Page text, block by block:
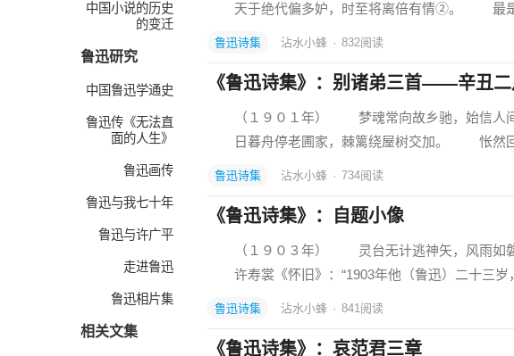
中国小说的历史
的变迁
鲁迅研究
中国鲁迅学通史
鲁迅传《无法直
面的人生》
鲁迅画传
鲁迅与我七十年
鲁迅与许广平
走进鲁迅
鲁迅相片集
相关文集
天于绝代偏多妒，时至将离倍有情②。 最是
鲁迅诗集 沾水小蜂 · 832阅读
《鲁迅诗集》：别诸弟三首——辛丑
（１９０１年） 梦魂常向故乡驰，始信人
日暮舟停老圃家，棘篱绕屋树交加。 怅然回
鲁迅诗集 沾水小蜂 · 734阅读
《鲁迅诗集》：自题小像
（１９０３年） 灵台无计逃神矢，风雨如
许寿裳《怀旧》：“1903年他（鲁迅）二十三岁
鲁迅诗集 沾水小蜂 · 841阅读
《鲁迅诗集》：哀范君三章